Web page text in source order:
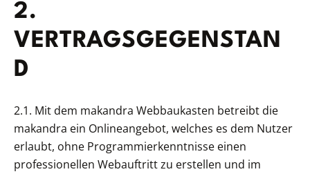
2.
VERTRAGSGEGENSTAN
D
2.1. Mit dem makandra Webbaukasten betreibt die
makandra ein Onlineangebot, welches es dem Nutzer
erlaubt, ohne Programmierkenntnisse einen
professionellen Webauftritt zu erstellen und im